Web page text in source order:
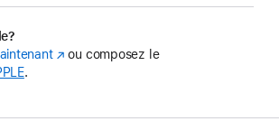
(s’ouvre
ou composez le
.